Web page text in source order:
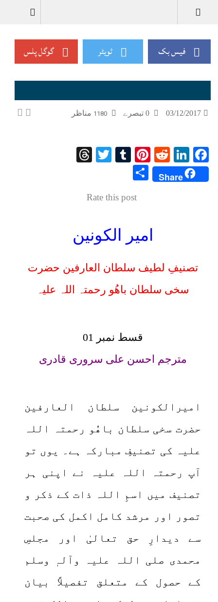
فیس بک ٹویٹر گوگل پلس
03/12/2017
1180 مناظر
Facebook
LinkedIn
Reddit
Pinterest
Tumblr
Twitter
Share
Rate this post
امیر الکونین
تصنیفِ لطیف سلطان العارفین حضرت
سخی سلطان باھُو رحمتہ اللہ علیہ
قسط نمبر 01
مترجم احسن علی سروری قادری
امیرالکونین سلطان العارفین
حضرت سخی سلطان باھُو رحمتہ اللہ
علیہ کی تصنیفِ مبارکہ ہے۔ یوں تو
آپ رحمتہ اللہ علیہ نے اپنی ہر
تصنیف میں اسمِ اللہ ذات کے ذکر و
تصور اور مرشد کامل اکمل کی صحبت
سے دیدارِ حق تعالیٰ اور مجلسِ
محمدی صلی اللہ علیہ وآلہٖ وسلم
کے حصول کے متعلق تفصیلاً بیان